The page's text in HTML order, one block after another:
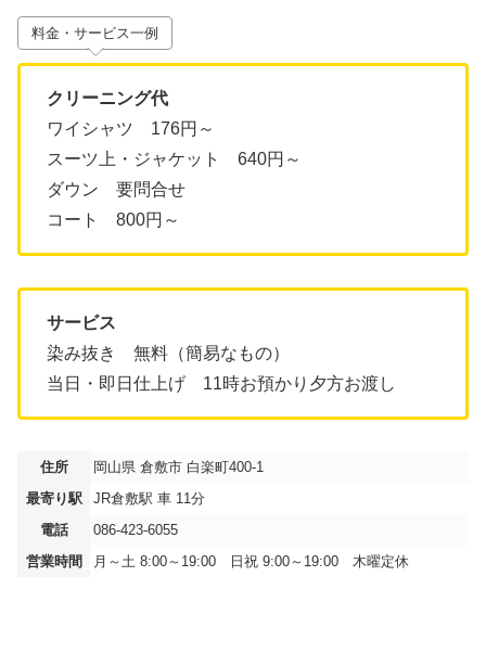
料金・サービス一例
クリーニング代
ワイシャツ 176円～
スーツ上・ジャケット 640円～
ダウン 要問合せ
コート 800円～
サービス
染み抜き 無料（簡易なもの）
当日・即日仕上げ 11時お預かり夕方お渡し
住所
岡山県 倉敷市 白楽町400-1
最寄り駅
JR倉敷駅 車 11分
電話
086-423-6055
営業時間
月～土 8:00～19:00 日祝 9:00～19:00 木曜定休